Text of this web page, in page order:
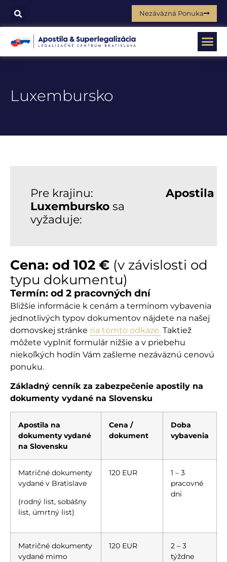
Nezáväzná Ponuka
Luxembursko
Pre krajinu:
Luxembursko sa
vyžaduje:
Apostila
Cena: od 102 € (v závislosti od
typu dokumentu)
Termín: od 2 pracovných dní
Bližšie informácie k cenám a termínom vybavenia
jednotlivých typov dokumentov nájdete na našej
domovskej stránke na tomto odkaze. Taktiež
môžete vyplniť formulár nižšie a v priebehu
niekoľkých hodín Vám zašleme nezáväznú cenovú
ponuku.
Základný cenník za zabezpečenie apostily na
dokumenty vydané na Slovensku
Apostila na
dokumenty vydané
na Slovensku
Cena /
dokument
Doba
vybavenia
Matričné dokumenty
vydané v Bratislave
(rodný list, sobášny
list, úmrtný list)
120 EUR
1 – 3
pracovné
dni
Matričné dokumenty
vydané mimo
120 EUR
2 – 3
týždne